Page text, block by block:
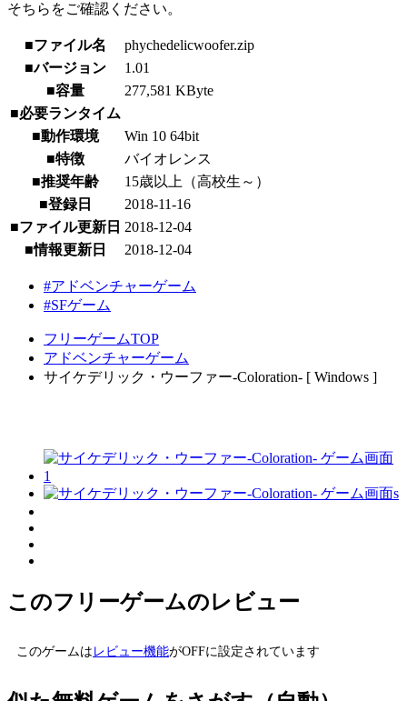
そちらをご確認ください。
■ファイル名
phychedelicwoofer.zip
■バージョン
1.01
■容量
277,581 KByte
■必要ランタイム
■動作環境
Win 10 64bit
■特徴
バイオレンス
■推奨年齢
15歳以上（高校生～）
■登録日
2018-11-16
■ファイル更新日 2018-12-04
■情報更新日
2018-12-04
#アドベンチャーゲーム
#SFゲーム
フリーゲームTOP
アドベンチャーゲーム
サイケデリック・ウーファー-Coloration- [ Windows ]
このフリーゲームのレビュー
このゲームは レビュー機能がOFFに設定されています